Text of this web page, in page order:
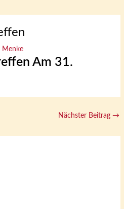
Menke
Am 31.
Nächster Beitrag →